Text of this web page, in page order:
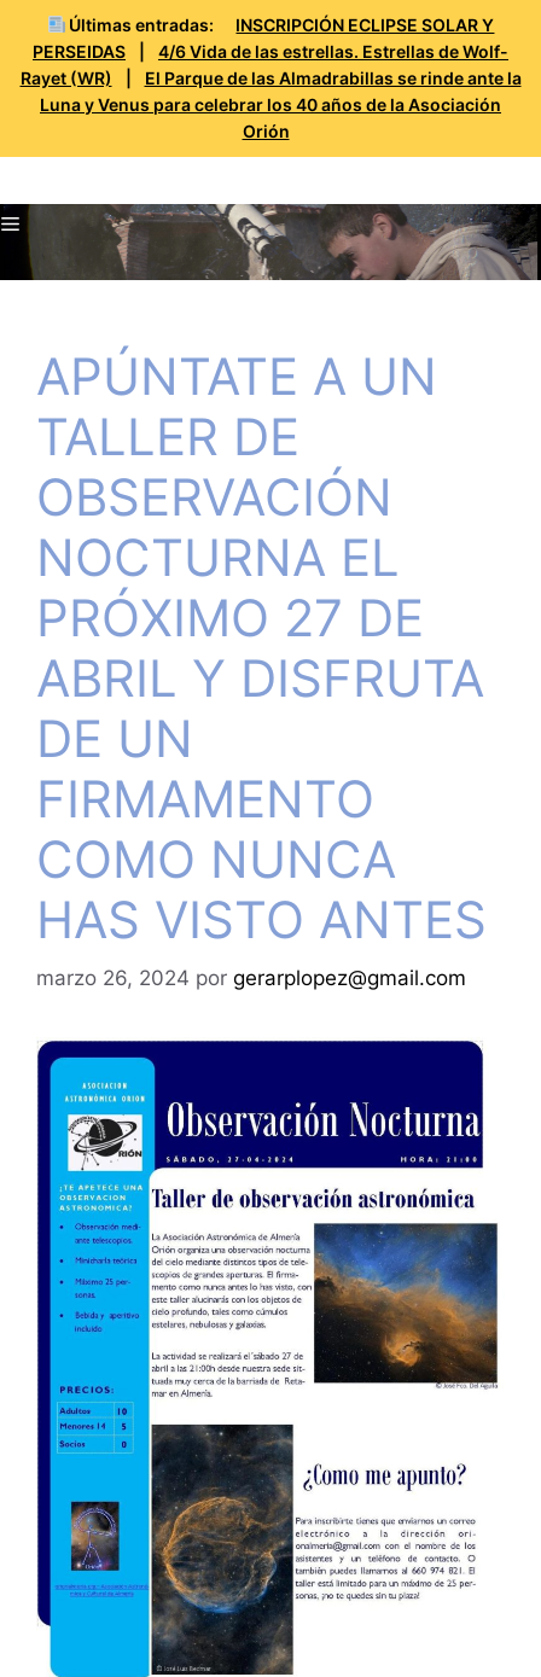
Últimas entradas:
INSCRIPCIÓN ECLIPSE SOLAR Y
PERSEIDAS
4/6 Vida de las estrellas. Estrellas de Wolf-
Rayet (WR)
El Parque de las Almadrabillas se rinde ante la
Luna y Venus para celebrar los 40 años de la Asociación
Orión
al
contenido
Menú
APÚNTATE A UN
TALLER DE
OBSERVACIÓN
NOCTURNA EL
PRÓXIMO 27 DE
ABRIL Y DISFRUTA
DE UN
FIRMAMENTO
COMO NUNCA
HAS VISTO ANTES
marzo 26, 2024 por gerarplopez@gmail.com